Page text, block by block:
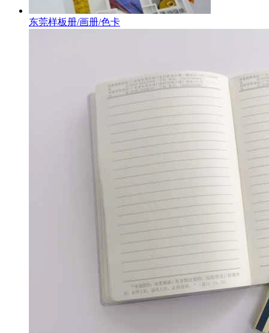
东莞样板册/画册/色卡